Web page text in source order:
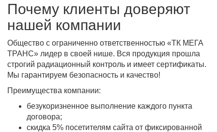
Почему клиенты доверяют
нашей компании
Общество с ограниченно ответственностью «ТК МЕГА
ТРАНС» лидер в своей нише. Вся продукция прошла
строгий радиационный контроль и имеет сертификаты.
Мы гарантируем безопасность и качество!
Преимущества компании:
безукоризненное выполнение каждого пункта
договора;
скидка 5% посетителям сайта от фиксированной